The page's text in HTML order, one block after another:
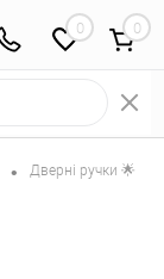
0
• Дверні ручки 🌟